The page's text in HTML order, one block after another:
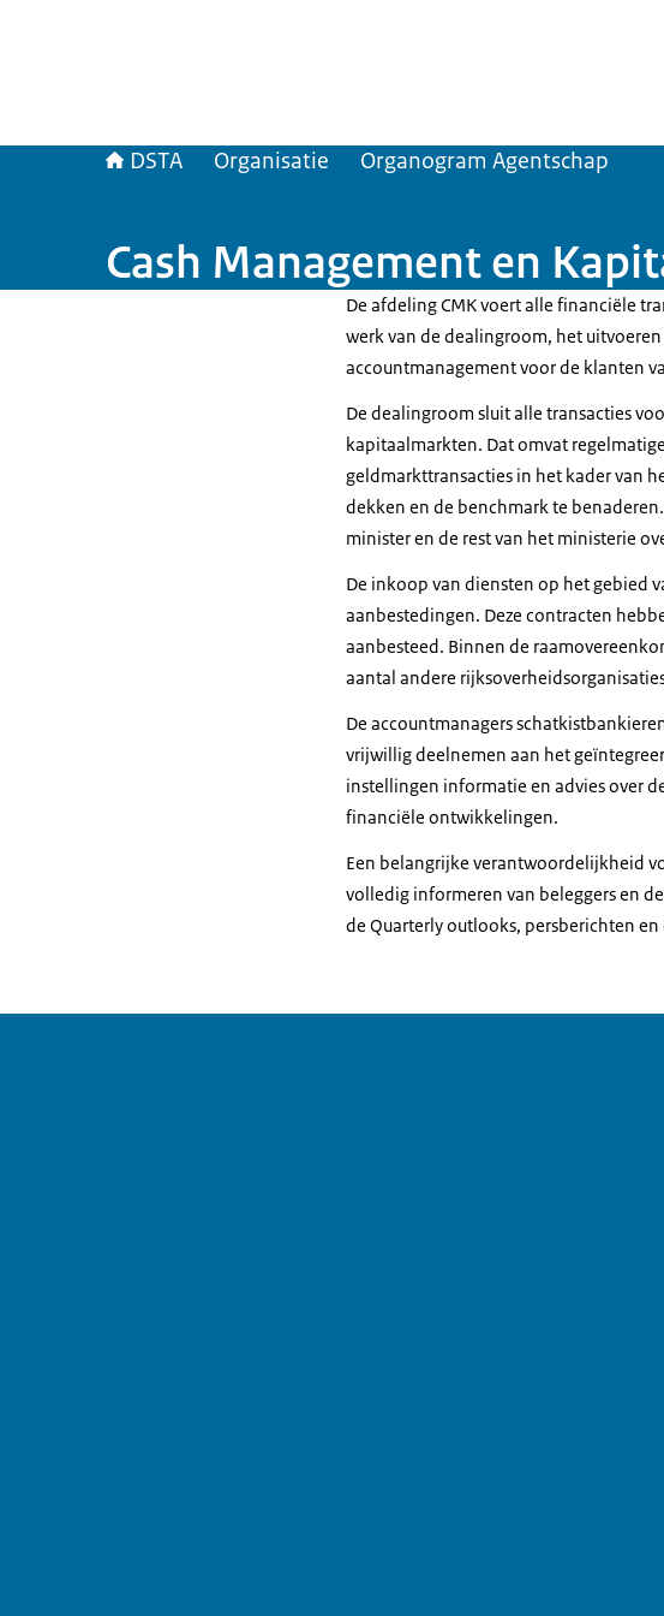
DSTA Organisatie Organogram Agentschap
Cash Management en
De afdeling CMK voert alle financiële
werk van de dealingroom, het
accountmanagement voor de klanten
De dealingroom sluit alle transacties
kapitaalmarkten. Dat omvat
geldmarkttransacties in het kader van
dekken en de benchmark te
minister en de rest van het ministerie
De inkoop van diensten op het gebied
aanbestedingen. Deze contracten
aanbesteed. Binnen de
aantal andere
De accountmanagers
vrijwillig deelnemen aan het
instellingen informatie en advies over
financiële ontwikkelingen.
Een belangrijke verantwoordelijkheid
volledig informeren van beleggers en
de Quarterly outlooks, persberichten en